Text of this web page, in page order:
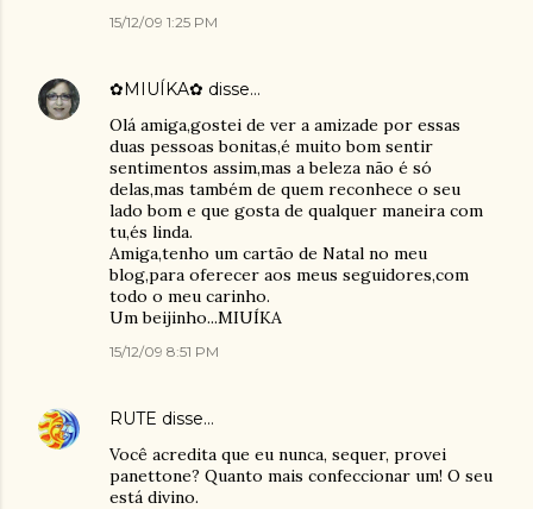
15/12/09 1:25 PM
✿MIUÍKA✿ disse…
Olá amiga,gostei de ver a amizade por essas
duas pessoas bonitas,é muito bom sentir
sentimentos assim,mas a beleza não é só
delas,mas também de quem reconhece o seu
lado bom e que gosta de qualquer maneira com
tu,és linda.
Amiga,tenho um cartão de Natal no meu
blog,para oferecer aos meus seguidores,com
todo o meu carinho.
Um beijinho...MIUÍKA
15/12/09 8:51 PM
RUTE disse…
Você acredita que eu nunca, sequer, provei
panettone? Quanto mais confeccionar um! O seu
está divino.